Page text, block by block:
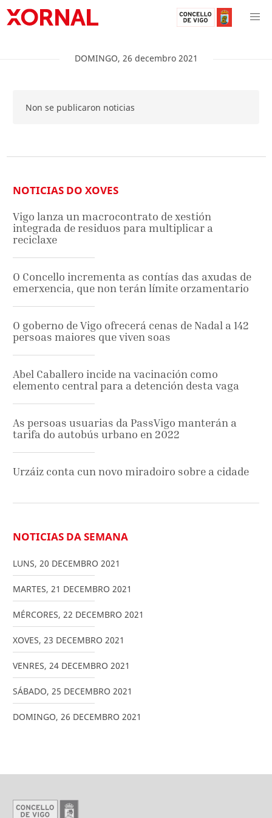
DOMINGO, 26 decembro 2021
Non se publicaron noticias
NOTICIAS DO XOVES
Vigo lanza un macrocontrato de xestión
integrada de residuos para multiplicar a
reciclaxe
O Concello incrementa as contías das axudas de
emerxencia, que non terán límite orzamentario
O goberno de Vigo ofrecerá cenas de Nadal a 142
persoas maiores que viven soas
Abel Caballero incide na vacinación como
elemento central para a detención desta vaga
As persoas usuarias da PassVigo manterán a
tarifa do autobús urbano en 2022
Urzáiz conta cun novo miradoiro sobre a cidade
NOTICIAS DA SEMANA
LUNS, 20 DECEMBRO 2021
MARTES, 21 DECEMBRO 2021
MÉRCORES, 22 DECEMBRO 2021
XOVES, 23 DECEMBRO 2021
VENRES, 24 DECEMBRO 2021
SÁBADO, 25 DECEMBRO 2021
DOMINGO, 26 DECEMBRO 2021